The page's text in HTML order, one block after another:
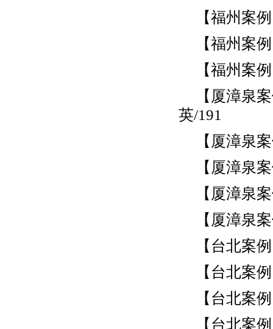
【福州案
【福州案
【福州案
【厦漳泉
英/191
【厦漳泉
【厦漳泉
【厦漳泉
【厦漳泉
【台北案
【台北案
【台北案
【台北案